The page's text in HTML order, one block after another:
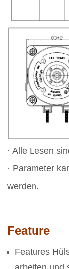
· Alle Lesen
· Parameter
werden.
Feature
Features
arbeiten und